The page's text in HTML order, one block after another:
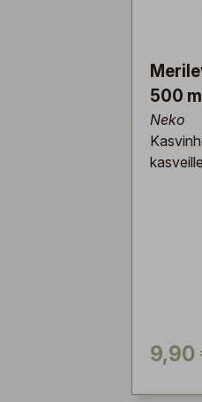
500
Neko
9,90